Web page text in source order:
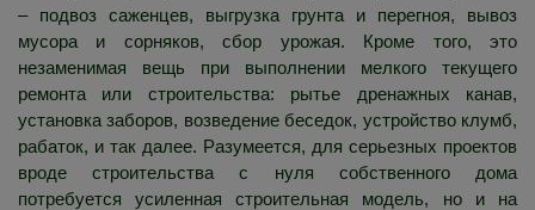
– подвоз саженцев, выгрузка грунта и перегноя, вывоз
мусора и сорняков, сбор урожая. Кроме того, это
незаменимая вещь при выполнении мелкого текущего
ремонта или строительства: рытье дренажных канав,
установка заборов, возведение беседок, устройство клумб,
рабаток, и так далее. Разумеется, для серьезных проектов
вроде строительства с нуля собственного дома
потребуется усиленная строительная модель, но и на